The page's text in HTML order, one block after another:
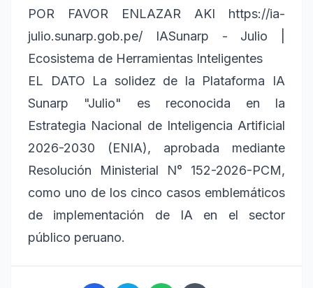
POR FAVOR ENLAZAR AKI https://ia-
julio.sunarp.gob.pe/ IASunarp - Julio |
Ecosistema de Herramientas Inteligentes
EL DATO La solidez de la Plataforma IA
Sunarp "Julio" es reconocida en la
Estrategia Nacional de Inteligencia Artificial
2026-2030 (ENIA), aprobada mediante
Resolución Ministerial N° 152-2026-PCM,
como uno de los cinco casos emblemáticos
de implementación de IA en el sector
público peruano.